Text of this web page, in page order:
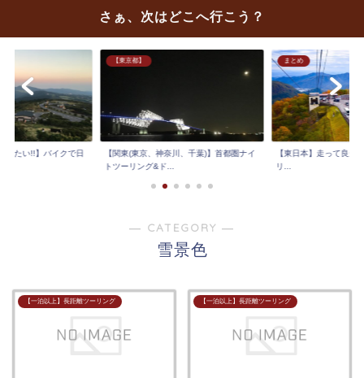
さぁ、次はどこへ行こう？
りたい!!】バイクで日
【東京都】
【関東(東京、神奈川、千葉)】首都圏ナイ
トツーリング&ド...
まとめ
【東日本】走って良か
リ...
― CATEGORY ―
雪景色
【一泊以上】長距離ツーリング 【一泊以上】長距離ツーリング